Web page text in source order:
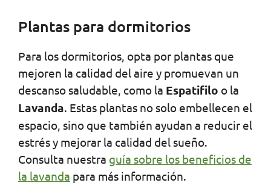
Plantas para dormitorios
Para los dormitorios, opta por plantas que
mejoren la calidad del aire y promuevan un
descanso saludable, como la Espatifilo o la
Lavanda. Estas plantas no solo embellecen el
espacio, sino que también ayudan a reducir el
estrés y mejorar la calidad del sueño.
Consulta nuestra guía sobre los beneficios de
la lavanda para más información.